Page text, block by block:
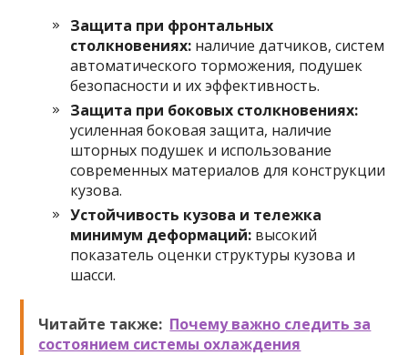
Защита при фронтальных
столкновениях: наличие датчиков, систем
автоматического торможения, подушек
безопасности и их эффективность.
Защита при боковых столкновениях:
усиленная боковая защита, наличие
шторных подушек и использование
современных материалов для конструкции
кузова.
Устойчивость кузова и тележка
минимум деформаций: высокий
показатель оценки структуры кузова и
шасси.
Читайте также: Почему важно следить за
состоянием системы охлаждения